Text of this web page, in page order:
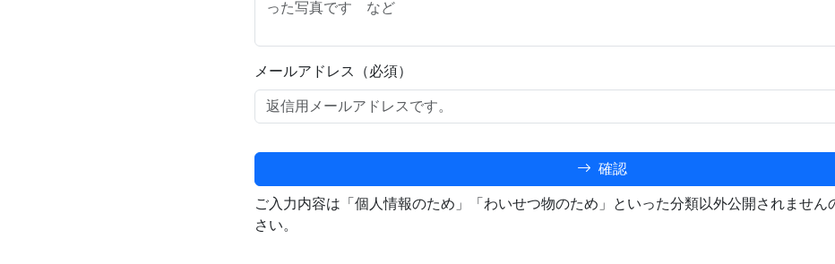
メールアドレス（必須）
確認
ご入力内容は「個人情報のため」「わいせつ物のため」といった分類以外公開されません
さい。